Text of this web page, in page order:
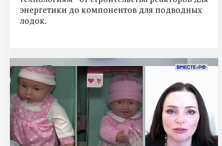
энергетики до компонентов для подводных
лодок.